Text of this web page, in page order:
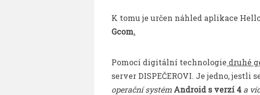
K tomu je určen náhled aplikace
Gcom.
Pomocí digitální technologie druhé
server DISPEČEROVI. Je jedno,
operační systém Android s verzí 4 a